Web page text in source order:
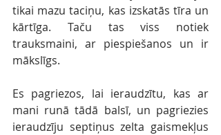
tikai mazu taciņu, kas izskatās tīra un
kārtīga. Taču tas viss notiek
trauksmaini, ar piespiešanos un ir
mākslīgs.
Es pagriezos, lai ieraudzītu, kas ar
mani runā tādā balsī, un pagriezies
ieraudzīju septiņus zelta gaismekļus